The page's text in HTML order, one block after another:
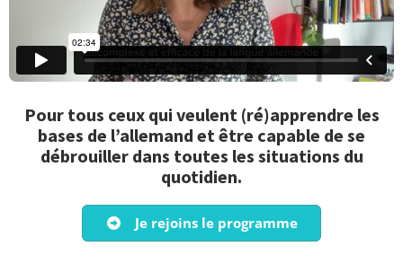
Pour tous ceux qui veulent (ré)apprendre les
bases de l’allemand et être capable de se
débrouiller dans toutes les situations du
quotidien.
Je rejoins le programme